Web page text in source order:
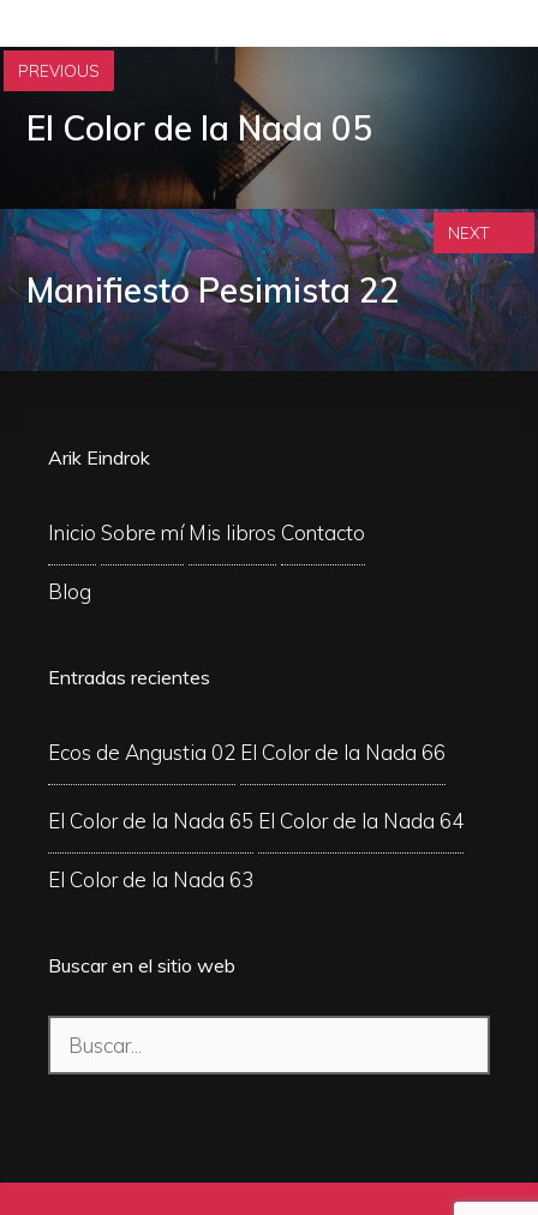
PREVIOUS
El Color de la Nada 05
Manifiesto Pesimista 22
NEXT
Arik Eindrok
Inicio Sobre mí Mis libros Contacto
Blog
Entradas recientes
Ecos de Angustia 02 El Color de la Nada 66
El Color de la Nada 65 El Color de la Nada 64
El Color de la Nada 63
Buscar en el sitio web
Buscar: